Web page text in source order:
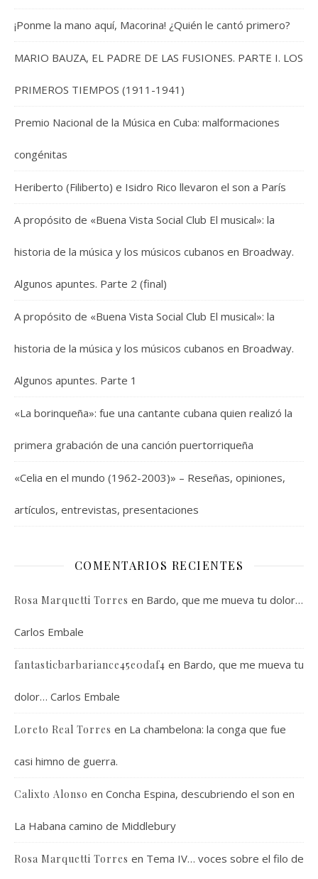
¡Ponme la mano aquí, Macorina! ¿Quién le cantó primero?
MARIO BAUZA, EL PADRE DE LAS FUSIONES. PARTE I. LOS
PRIMEROS TIEMPOS (1911-1941)
Premio Nacional de la Música en Cuba: malformaciones
congénitas
Heriberto (Filiberto) e Isidro Rico llevaron el son a París
A propósito de «Buena Vista Social Club El musical»: la
historia de la música y los músicos cubanos en Broadway.
Algunos apuntes. Parte 2 (final)
A propósito de «Buena Vista Social Club El musical»: la
historia de la música y los músicos cubanos en Broadway.
Algunos apuntes. Parte 1
«La borinqueña»: fue una cantante cubana quien realizó la
primera grabación de una canción puertorriqueña
«Celia en el mundo (1962-2003)» – Reseñas, opiniones,
artículos, entrevistas, presentaciones
COMENTARIOS RECIENTES
Rosa Marquetti Torres en Bardo, que me mueva tu dolor…
Carlos Embale
fantasticbarbariance45e0daf4 en Bardo, que me mueva tu
dolor… Carlos Embale
Loreto Real Torres en La chambelona: la conga que fue
casi himno de guerra.
Calixto Alonso en Concha Espina, descubriendo el son en
La Habana camino de Middlebury
Rosa Marquetti Torres en Tema IV… voces sobre el filo de